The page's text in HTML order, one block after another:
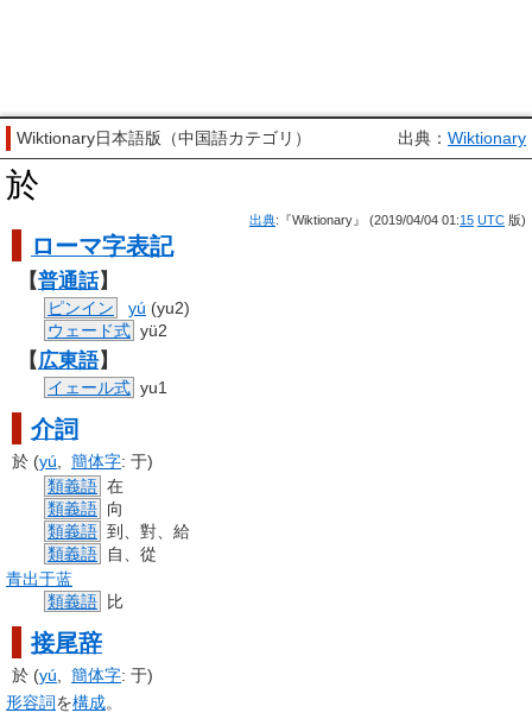
Wiktionary日本語版（中国語カテゴリ） 出典： Wiktionary
於
出典:『Wiktionary』 (2019/04/04 01:15 UTC 版)
ローマ字表記
【普通話】
ピンイン yú (yu2)
ウェード式 yü2
【広東語】
イェール式 yu1
介詞
於 (yú, 簡体字: 于)
類義語 在
類義語 向
類義語 到、對、給
類義語
自、從
青出于蓝
類義語
比
接尾辞
於 (yú, 簡体字: 于)
形容詞を構成。